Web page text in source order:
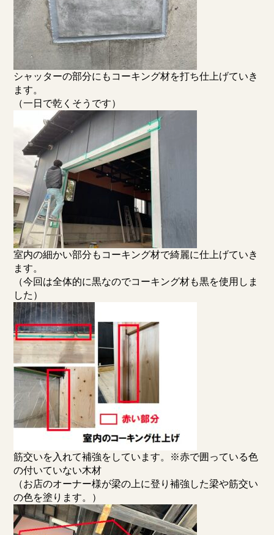
シャッターの部分にもコーキング材を打ち仕上げていき
ます。
（一日で乾くそうです）
室内の細かい部分もコーキング材で綺麗に仕上げていき
ます。
（今回は全体的に黒なのでコーキング材も黒を使用しま
した）
筋交いを入れて補強をしています。※赤で囲っている色
の付いていない木材
（お店のオーナー様が梁の上に登り補強した梁や筋交い
の色を塗ります。）